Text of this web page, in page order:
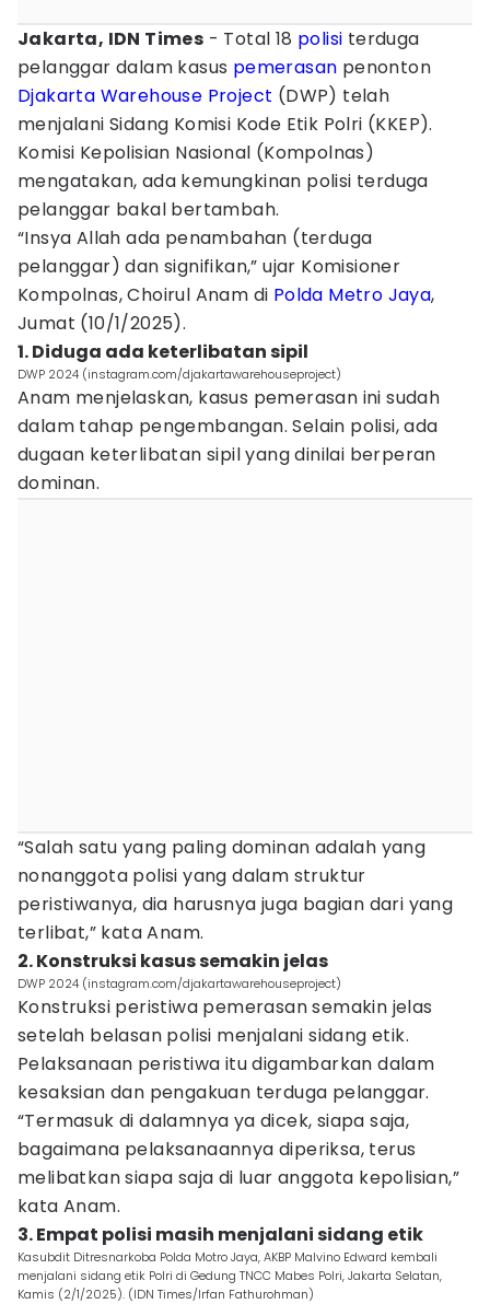
Jakarta, IDN Times - Total 18 polisi terduga
pelanggar dalam kasus pemerasan penonton
Djakarta Warehouse Project (DWP) telah
menjalani Sidang Komisi Kode Etik Polri (KKEP).
Komisi Kepolisian Nasional (Kompolnas)
mengatakan, ada kemungkinan polisi terduga
pelanggar bakal bertambah.
“Insya Allah ada penambahan (terduga
pelanggar) dan signifikan,” ujar Komisioner
Kompolnas, Choirul Anam di Polda Metro Jaya,
Jumat (10/1/2025).
1. Diduga ada keterlibatan sipil
DWP 2024 (instagram.com/djakartawarehouseproject)
Anam menjelaskan, kasus pemerasan ini sudah
dalam tahap pengembangan. Selain polisi, ada
dugaan keterlibatan sipil yang dinilai berperan
dominan.
“Salah satu yang paling dominan adalah yang
nonanggota polisi yang dalam struktur
peristiwanya, dia harusnya juga bagian dari yang
terlibat,” kata Anam.
2. Konstruksi kasus semakin jelas
DWP 2024 (instagram.com/djakartawarehouseproject)
Konstruksi peristiwa pemerasan semakin jelas
setelah belasan polisi menjalani sidang etik.
Pelaksanaan peristiwa itu digambarkan dalam
kesaksian dan pengakuan terduga pelanggar.
“Termasuk di dalamnya ya dicek, siapa saja,
bagaimana pelaksanaannya diperiksa, terus
melibatkan siapa saja di luar anggota kepolisian,”
kata Anam.
3. Empat polisi masih menjalani sidang etik
Kasubdit Ditresnarkoba Polda Motro Jaya, AKBP Malvino Edward kembali
menjalani sidang etik Polri di Gedung TNCC Mabes Polri, Jakarta Selatan,
Kamis (2/1/2025). (IDN Times/Irfan Fathurohman)